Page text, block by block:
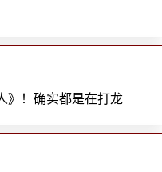
》！确实都是在打龙